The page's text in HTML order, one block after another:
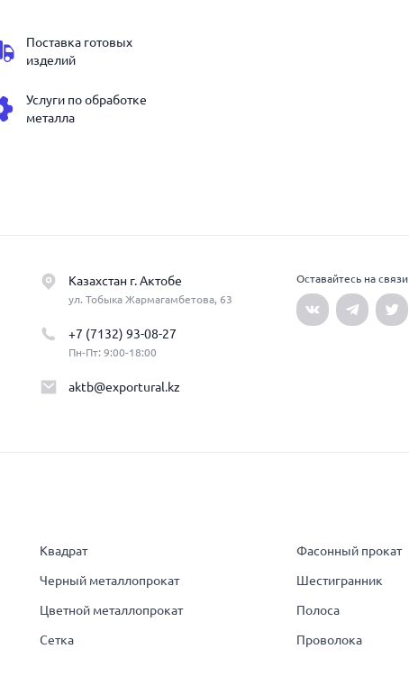
Поставка готовых
изделий
Услуги по обработке
металла
Казахстан г. Актобе
ул. Тобыка Жармагамбетова, 63
+7 (7132) 93-08-27
Пн-Пт: 9:00-18:00
aktb@exportural.kz
Оставайтесь на связи
Квадрат
Черный металлопрокат
Цветной металлопрокат
Сетка
Фасонный прокат
Шестигранник
Полоса
Проволока